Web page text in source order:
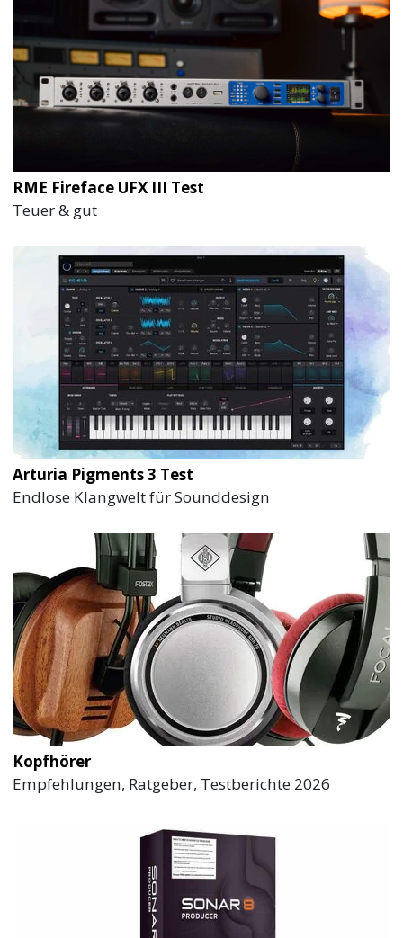
RME Fireface UFX III Test
Teuer & gut
Arturia Pigments 3 Test
Endlose Klangwelt für Sounddesign
Kopfhörer
Empfehlungen, Ratgeber, Testberichte 2026